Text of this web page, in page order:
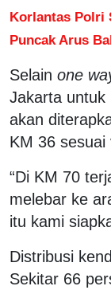
Korlantas Polri
Puncak Arus
Selain one
Jakarta untuk
akan
KM 36 sesuai
“Di KM 70
melebar ke
itu kami
Distribusi
Sekitar 66